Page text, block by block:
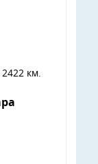
км.